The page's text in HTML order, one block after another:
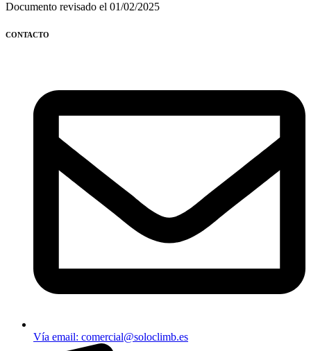
Documento revisado el 01/02/2025
CONTACTO
Vía email​: comercial@soloclimb.es